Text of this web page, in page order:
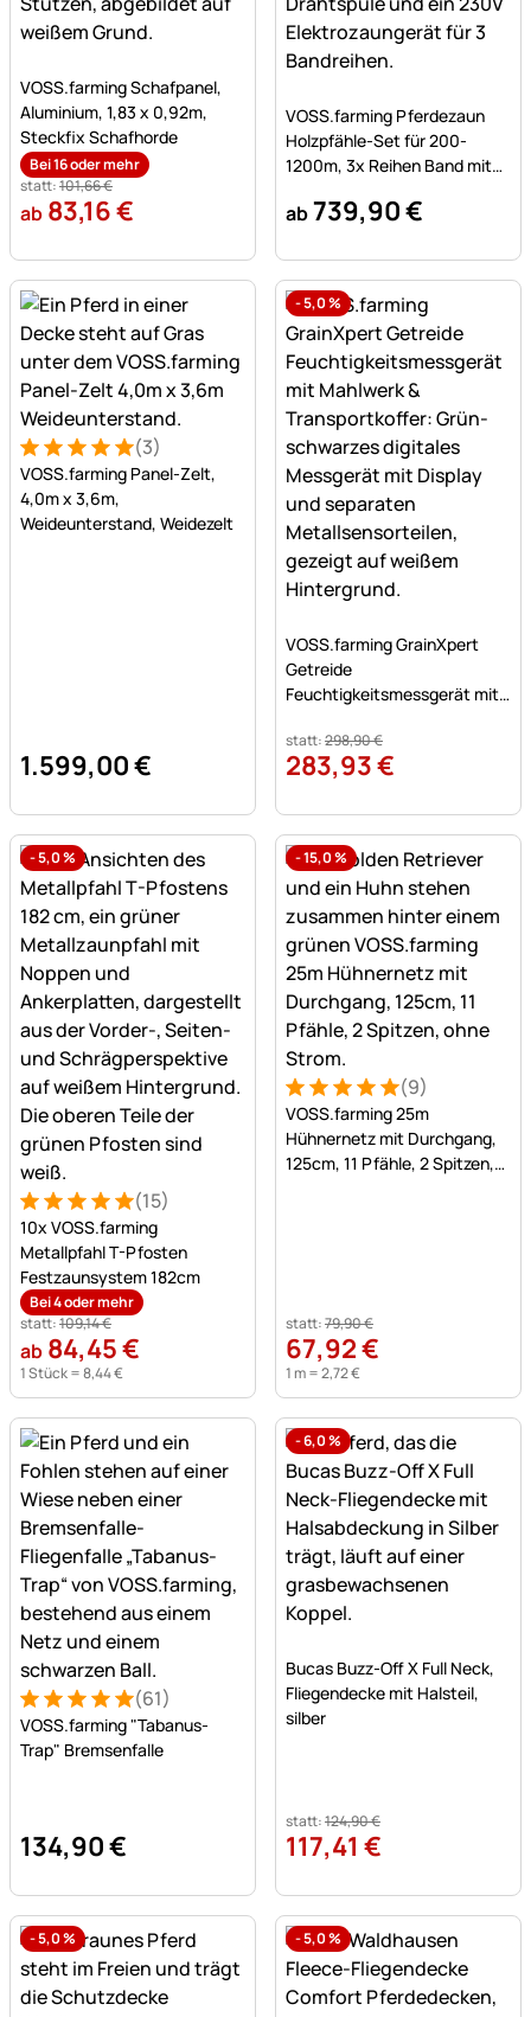
Noch keine Bewertungen abgegeben
VOSS.farming Schafpanel,
Aluminium, 1,83 x 0,92m,
Steckfix Schafhorde
Bei 16 oder mehr
statt:101,66€
ab 83,16€
VOSS.farming Pferdezaun
Holzpfähle-Set für 200-
1200m, 3x Reihen Band mit
ab739,90€
Bewertung: 5 von 5 (3 Bewertungen)
3 Bewertungen
(3)
VOSS.farming Panel-Zelt,
4,0m x 3,6m,
Weideunterstand, Weidezelt
1.599,00€
-5,0%
VOSS.farming GrainXpert
Getreide
Feuchtigkeitsmessgerät mit
statt:298,90€
283,93€
-5,0%
Bewertung: 5 von 5 (15 Bewertungen)
15 Bewertungen
(15)
10x VOSS.farming
Metallpfahl T-Pfosten
Festzaunsystem 182cm
Bei 4 oder mehr
statt:109,14€
ab 84,45€
1 Stück =8,44€
-15,0%
Bewertung: 5 von 5 (9
9 Bewertungen
(9)
VOSS.farming 25m
Hühnernetz mit Durchgang,
125cm, 11 Pfähle, 2 Spitzen,
statt:79,90€
67,92€
1 m =2,72€
Bewertung: 5 von 5 (61 Bewertungen)
61 Bewertungen
(61)
VOSS.farming "Tabanus-
Trap" Bremsenfalle
134,90€
-6,0%
Bucas Buzz-Off X Full Neck,
Fliegendecke mit Halsteil,
silber
statt:124,90€
117,41 €
-5,0% -5,0%